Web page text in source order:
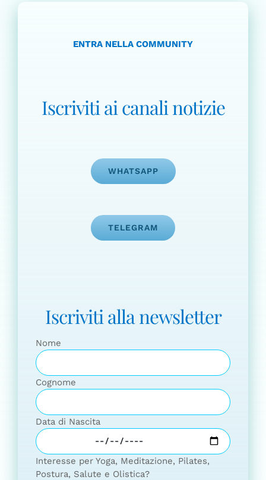
ENTRA NELLA COMMUNITY
Iscriviti ai canali notizie
WHATSAPP
TELEGRAM
Iscriviti alla newsletter
Nome
Cognome
Data di Nascita
Interesse per Yoga, Meditazione, Pilates,
Postura, Salute e Olistica?